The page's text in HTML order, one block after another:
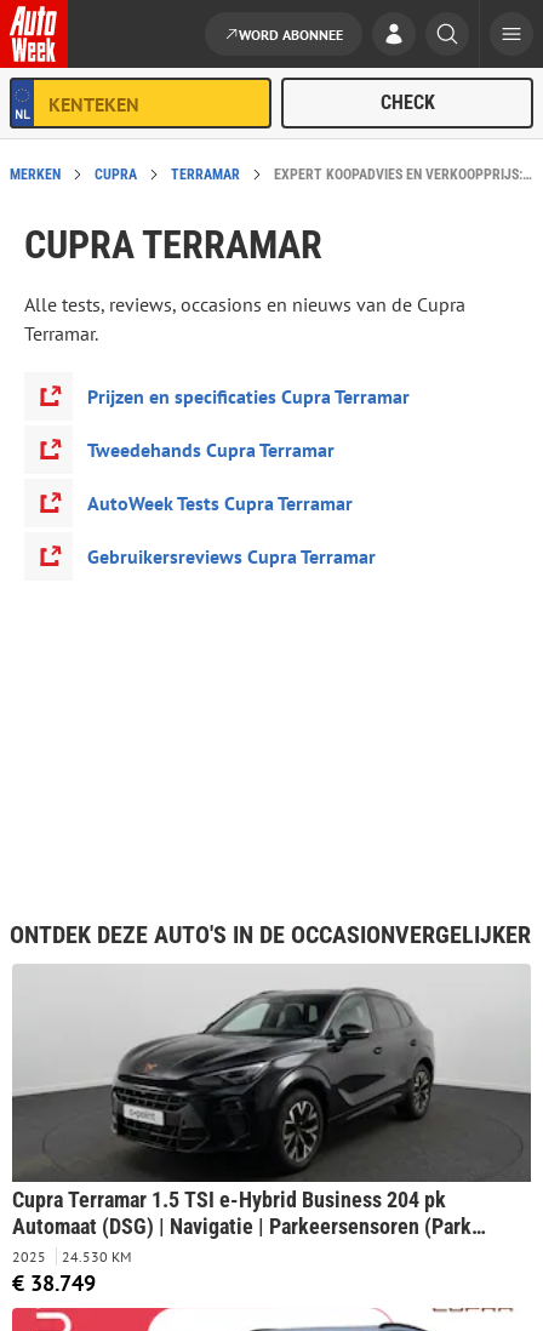
Ga naar de inhoud
WORD ABONNEE
MERKEN CUPRA TERRAMAR EXPERT KOOPADVIES EN VERKOOPPRIJS: CUPRA TERRAMAR
CUPRA TERRAMAR
Alle tests, reviews, occasions en nieuws van de Cupra
Terramar.
Prijzen en specificaties Cupra Terramar
Tweedehands Cupra Terramar
AutoWeek Tests Cupra Terramar
Gebruikersreviews Cupra Terramar
ONTDEK DEZE AUTO'S IN DE OCCASIONVERGELIJKER
Cupra Terramar 1.5 TSI e-Hybrid Business 204 pk
Automaat (DSG) | Navigatie | Parkeersensoren (Park
assist) | Rondomzicht camera | Autom. airco (3 zones) |
Elektr. voorstoelen | Head-up display |
2025 24.530 KM
€ 38.749